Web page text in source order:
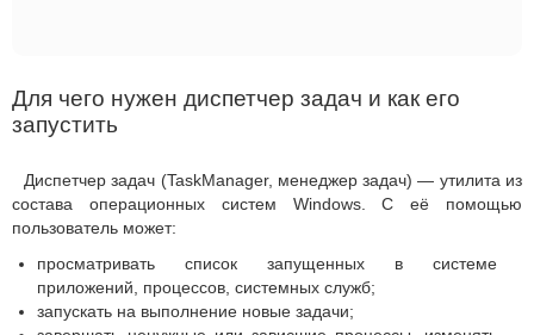
Для чего нужен диспетчер задач и как его
запустить
Диспетчер задач (TaskManager, менеджер задач) — утилита из
состава операционных систем Windows. С её помощью
пользователь может:
просматривать список запущенных в системе
приложений, процессов, системных служб;
запускать на выполнение новые задачи;